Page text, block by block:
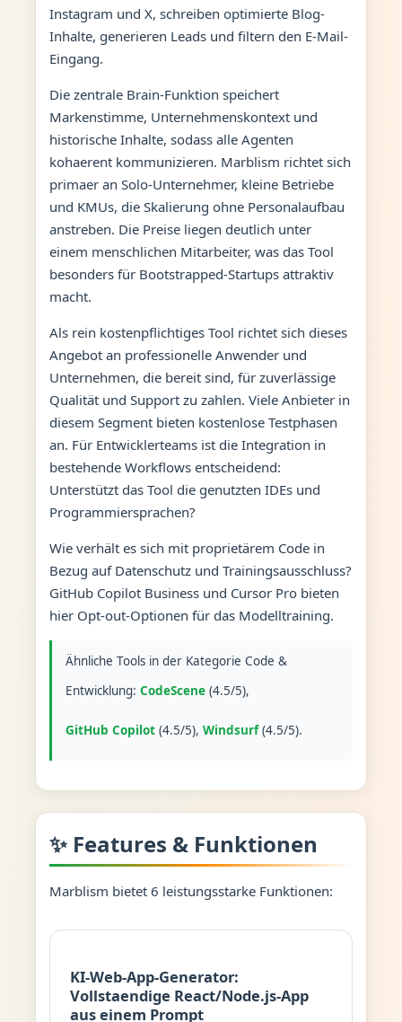
Instagram und X, schreiben optimierte Blog-
Inhalte, generieren Leads und filtern den E-Mail-
Eingang.
Die zentrale Brain-Funktion speichert
Markenstimme, Unternehmenskontext und
historische Inhalte, sodass alle Agenten
kohaerent kommunizieren. Marblism richtet sich
primaer an Solo-Unternehmer, kleine Betriebe
und KMUs, die Skalierung ohne Personalaufbau
anstreben. Die Preise liegen deutlich unter
einem menschlichen Mitarbeiter, was das Tool
besonders für Bootstrapped-Startups attraktiv
macht.
Als rein kostenpflichtiges Tool richtet sich dieses
Angebot an professionelle Anwender und
Unternehmen, die bereit sind, für zuverlässige
Qualität und Support zu zahlen. Viele Anbieter in
diesem Segment bieten kostenlose Testphasen
an. Für Entwicklerteams ist die Integration in
bestehende Workflows entscheidend:
Unterstützt das Tool die genutzten IDEs und
Programmiersprachen?
Wie verhält es sich mit proprietärem Code in
Bezug auf Datenschutz und Trainingsausschluss?
GitHub Copilot Business und Cursor Pro bieten
hier Opt-out-Optionen für das Modelltraining.
Ähnliche Tools in der Kategorie Code &
Entwicklung: CodeScene(4.5/5),
GitHub Copilot(4.5/5), Windsurf(4.5/5).
✨ Features & Funktionen
Marblism bietet 6 leistungsstarke Funktionen:
KI-Web-App-Generator:
Vollstaendige React/Node.js-App
aus einem Prompt